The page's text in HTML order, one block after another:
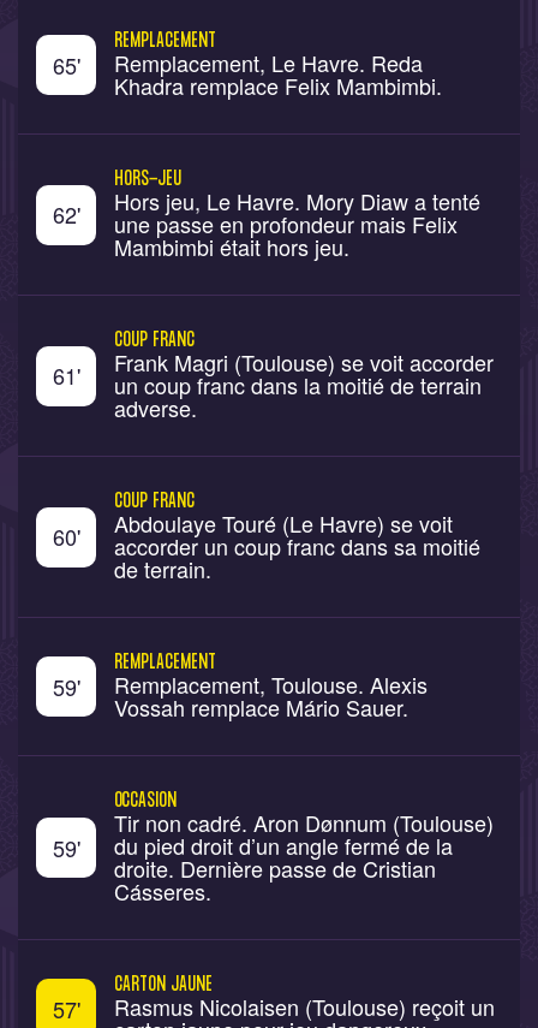
65'
REMPLACEMENT
Remplacement, Le Havre. Reda
Khadra remplace Felix Mambimbi.
62'
HORS-JEU
Hors jeu, Le Havre. Mory Diaw a tenté
une passe en profondeur mais Felix
Mambimbi était hors jeu.
61'
COUP FRANC
Frank Magri (Toulouse) se voit accorder
un coup franc dans la moitié de terrain
adverse.
60'
COUP FRANC
Abdoulaye Touré (Le Havre) se voit
accorder un coup franc dans sa moitié
de terrain.
59'
REMPLACEMENT
Remplacement, Toulouse. Alexis
Vossah remplace Mário Sauer.
59'
OCCASION
Tir non cadré. Aron Dønnum (Toulouse)
du pied droit d’un angle fermé de la
droite. Dernière passe de Cristian
Cásseres.
57'
CARTON JAUNE
Rasmus Nicolaisen (Toulouse) reçoit un